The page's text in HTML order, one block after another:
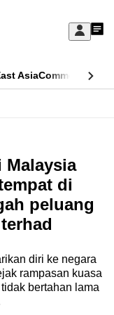
Sign
My
AsiaCommentary
Malaysia
di
peluang
diri ke negara
rampasan kuasa
bertahan lama